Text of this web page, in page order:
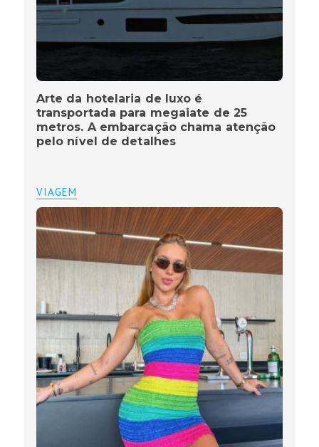
Arte da hotelaria de luxo é
transportada para megaiate de 25
metros. A embarcação chama atenção
pelo nível de detalhes
VIAGEM